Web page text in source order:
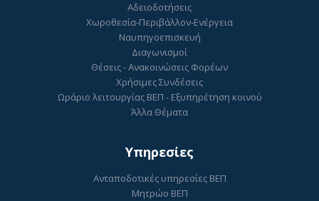
Αδειοδοτήσεις
Χωροθεσία-Περιβάλλον-Ενέργεια
Ναυπηγοεπισκευή
Διαγωνισμοί
Θέσεις - Ανακοινώσεις Φορέων
Χρήσιμες Συνδέσεις
Ωράριο λειτουργίας ΒΕΠ - Εξυπηρέτηση κοινού
Άλλα Θέματα
Υπηρεσίες
Ανταποδοτικές υπηρεσίες ΒΕΠ
Μητρώο ΒΕΠ